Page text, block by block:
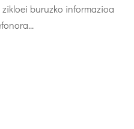
buruzko informazioa